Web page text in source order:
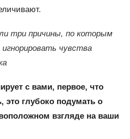
три причины, по которым
чувства
с вами, первое, что
это глубоко подумать о
взгляде на ваши